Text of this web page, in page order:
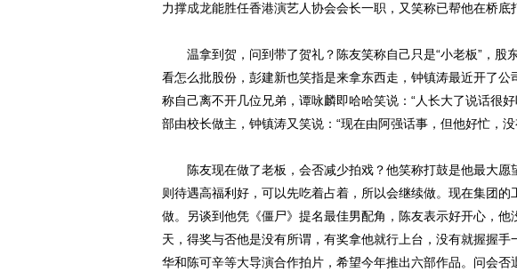
力撑成龙能胜任香港演艺人协会会长一职，又笑称已帮他在桥底
温拿到贺，问到带了贺礼？陈友笑称自己只是“小老板”，股
看怎么批股份，彭建新也笑指是来拿东西走，钟镇涛最近开了
称自己离不开几位兄弟，谭咏麟即哈哈笑说：“人长大了说话很
部由校长做主，钟镇涛又笑说：“现在由阿强话事，但他好忙，
陈友现在做了老板，会否减少拍戏？他笑称打鼓是他最大愿
则待遇高福利好，可以先吃着占着，所以会继续做。现在集团
做。另谈到他凭《僵尸》提名最佳男配角，陈友表示好开心，
天，得奖与否他是没有所谓，有奖拿他就行上台，没有就握握
华和陈可辛等大导演合作拍片，希望今年推出六部作品。问会否